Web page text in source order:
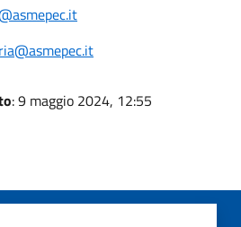
: 9 maggio 2024, 12:55